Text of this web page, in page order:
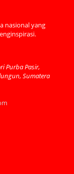
nasional yang
Purba Pasir,
Sumatera